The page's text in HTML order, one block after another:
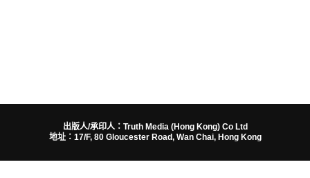
出版人/承印人：Truth Media (Hong Kong) Co Ltd
地址：17/F, 80 Gloucester Road, Wan Chai, Hong Kong